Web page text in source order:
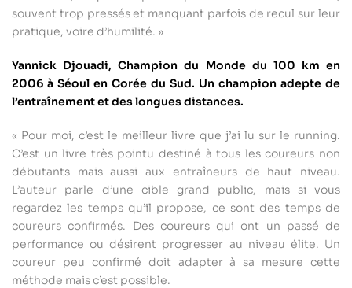
souvent trop pressés et manquant parfois de recul sur leur
pratique, voire d’humilité. »
Yannick Djouadi, Champion du Monde du 100 km en
2006 à Séoul en Corée du Sud. Un champion adepte de
l’entraînement et des longues distances.
« Pour moi, c’est le meilleur livre que j’ai lu sur le running.
C’est un livre très pointu destiné à tous les coureurs non
débutants mais aussi aux entraîneurs de haut niveau.
L’auteur parle d’une cible grand public, mais si vous
regardez les temps qu’il propose, ce sont des temps de
coureurs confirmés. Des coureurs qui ont un passé de
performance ou désirent progresser au niveau élite. Un
coureur peu confirmé doit adapter à sa mesure cette
méthode mais c’est possible.